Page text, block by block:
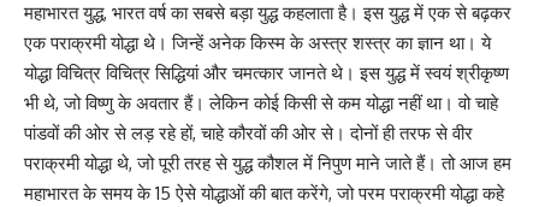
महाभारत युद्ध, भारत वर्ष का सबसे बड़ा युद्ध कहलाता है। इस युद्ध में एक से बढ़कर
एक पराक्रमी योद्धा थे। जिन्हें अनेक किस्म के अस्त्र शस्त्र का ज्ञान था। ये
योद्धा विचित्र विचित्र सिद्धियां और चमत्कार जानते थे। इस युद्ध में स्वयं श्रीकृष्ण
भी थे, जो विष्णु के अवतार हैं। लेकिन कोई किसी से कम योद्धा नहीं था। वो चाहे
पांडवों की ओर से लड़ रहे हों, चाहे कौरवों की ओर से। दोनों ही तरफ से वीर
पराक्रमी योद्धा थे, जो पूरी तरह से युद्ध कौशल में निपुण माने जाते हैं। तो आज हम
महाभारत के समय के 15 ऐसे योद्धाओं की बात करेंगे, जो परम पराक्रमी योद्धा कहे